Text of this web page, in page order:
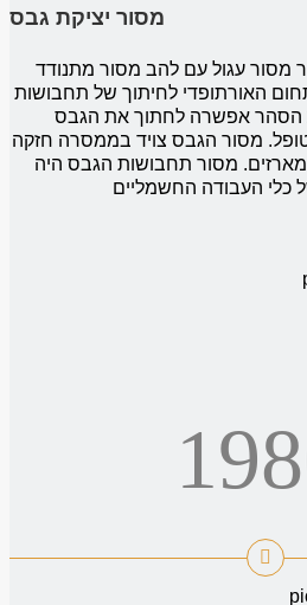
מסור יציקת גבס
מסור עגול עם להב מסור מתנודד
האורתופדי לחיתוך של תחבושות
הסהר אפשרה לחתוך את הגבס
מסור הגבס צויד בממסרה חזקה
מארזים. מסור תחבושות הגבס היה
כלי העבודה החשמליים